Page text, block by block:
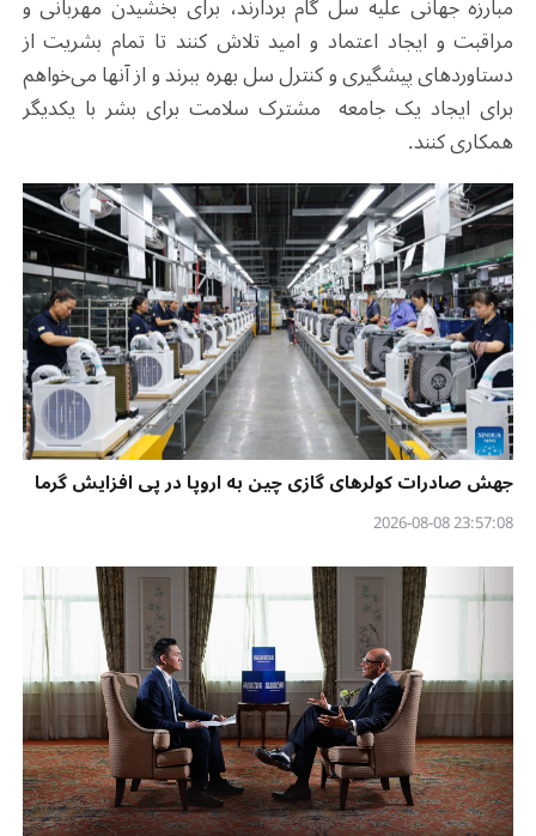
مراقبت و ایجاد اعتماد و امید تلاش کنند تا تمام بشریت از
دستاوردهای پیشگیری و کنترل سل بهره ببرند و از آنها می‌خواهم
برای ایجاد یک جامعه مشترک سلامت برای بشر با یکدیگر
همکاری کنند.
جهش صادرات کولرهای گازی چین به اروپا در پی افزایش گرما
23:57:08 2026-08-08